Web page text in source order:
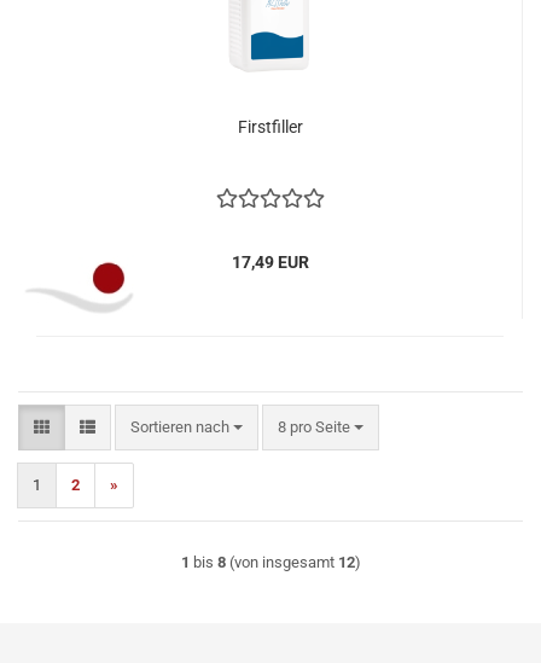
Firstfiller
17,49 EUR
Sortieren nach
Sortieren nach 8 pro Seite
pro Seite
1 2 »
1 bis 8(von insgesamt 12)